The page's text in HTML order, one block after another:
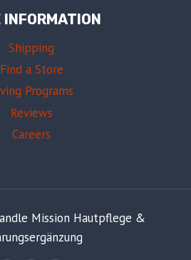
INFORMATION
Shipping
Find a Store
Programs
Reviews
Careers
Mission Hautpflege &